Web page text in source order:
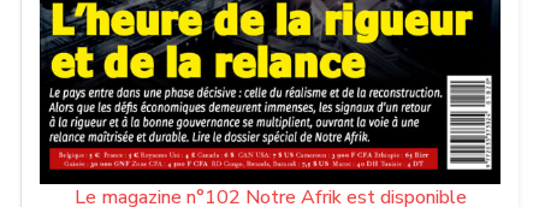
Le magazine n°102 Notre Afrik est disponible